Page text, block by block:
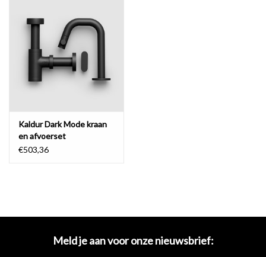
Kaldur Dark Mode kraan
en afvoerset
€503,36
Meld je aan voor onze nieuwsbrief: